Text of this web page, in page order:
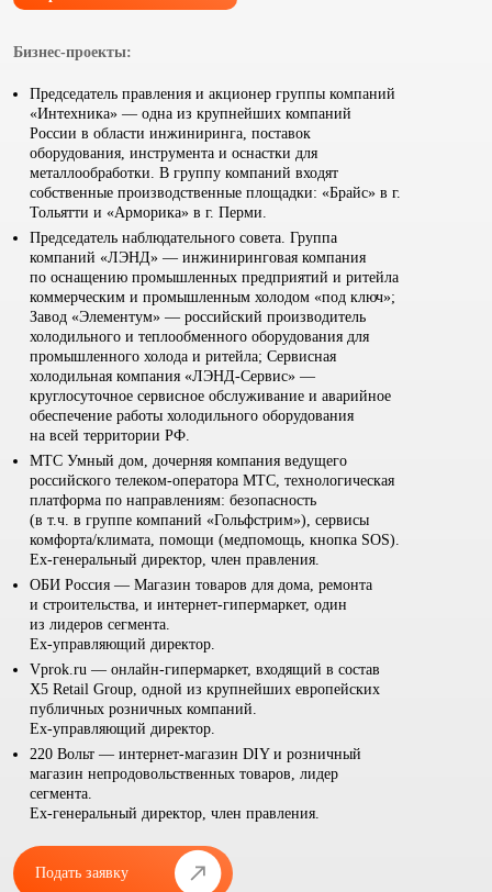
Бизнес-проекты:
Председатель правления и акционер группы компаний
«Интехника» — одна из крупнейших компаний
России в области инжиниринга, поставок
оборудования, инструмента и оснастки для
металлообработки. В группу компаний входят
собственные производственные площадки: «Брайс» в г.
Тольятти и «Арморика» в г. Перми.
Председатель наблюдательного совета. Группа
компаний «ЛЭНД» — инжиниринговая компания
по оснащению промышленных предприятий и ритейла
коммерческим и промышленным холодом «под ключ»;
Завод «Элементум» — российский производитель
холодильного и теплообменного оборудования для
промышленного холода и ритейла; Сервисная
холодильная компания «ЛЭНД-Сервис» —
круглосуточное сервисное обслуживание и аварийное
обеспечение работы холодильного оборудования
на всей территории РФ.
МТС Умный дом, дочерняя компания ведущего
российского телеком-оператора МТС, технологическая
платформа по направлениям: безопасность
(в т.ч. в группе компаний «Гольфстрим»), сервисы
комфорта/климата, помощи (медпомощь, кнопка SOS).
Ex-генеральный директор, член правления.
ОБИ Россия — Магазин товаров для дома, ремонта
и строительства, и интернет-гипермаркет, один
из лидеров сегмента.
Ex-управляющий директор.
Vprok.ru — онлайн-гипермаркет, входящий в состав
X5 Retail Group, одной из крупнейших европейских
публичных розничных компаний.
Ex-управляющий директор.
220 Вольт — интернет-магазин DIY и розничный
магазин непродовольственных товаров, лидер
сегмента.
Ex-генеральный директор, член правления.
Подать заявку